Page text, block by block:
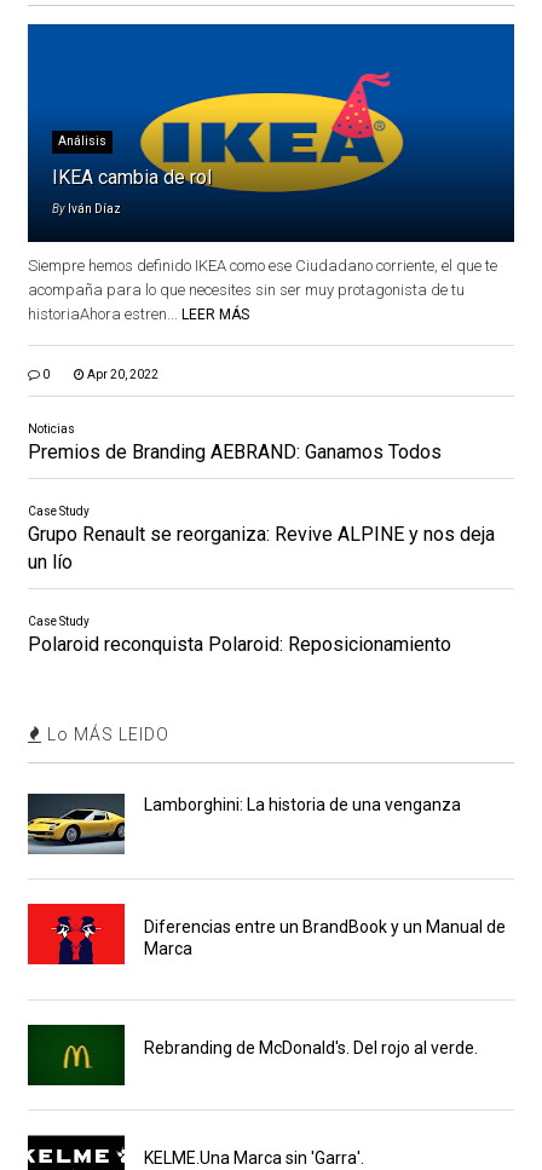
Análisis
IKEA cambia de rol
By Iván Díaz
Siempre hemos definido IKEA como ese Ciudadano corriente, el que te
acompaña para lo que necesites sin ser muy protagonista de tu
historiaAhora estren... LEER MÁS
0 Apr 20, 2022
Noticias
Premios de Branding AEBRAND: Ganamos Todos
Case Study
Grupo Renault se reorganiza: Revive ALPINE y nos deja
un lío
Case Study
Polaroid reconquista Polaroid: Reposicionamiento
Lo MÁS LEIDO
Lamborghini: La historia de una venganza
Diferencias entre un BrandBook y un Manual de
Marca
Rebranding de McDonald's. Del rojo al verde.
KELME.Una Marca sin 'Garra'.